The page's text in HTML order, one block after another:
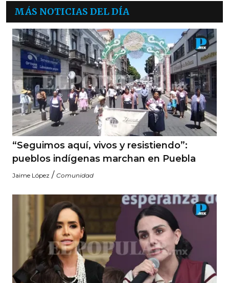
MÁS NOTICIAS DEL DÍA
“Seguimos aquí, vivos y resistiendo”:
pueblos indígenas marchan en Puebla
Jaime López / Comunidad